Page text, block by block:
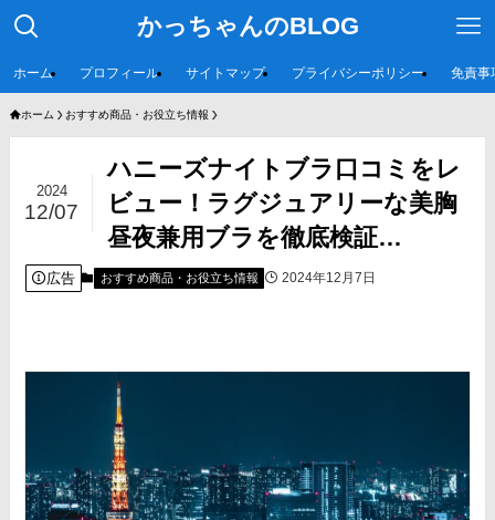
かっちゃんのBLOG
ホーム プロフィール サイトマップ プライバシーポリシー 免責事
ホーム おすすめ商品・お役立ち情報
ハニーズナイトブラ口コミをレ
ビュー！ラグジュアリーな美胸
昼夜兼用ブラを徹底検証…
2024
12/07
広告 おすすめ商品・お役立ち情報 2024年12月7日